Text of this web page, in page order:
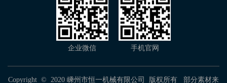
企业微信 手机官网
Copyright © 2020 嵊州市恒一机械有限公司 版权所有 部分素材来